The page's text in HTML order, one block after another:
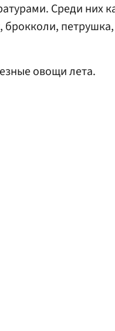
Среди них
овощи лета.